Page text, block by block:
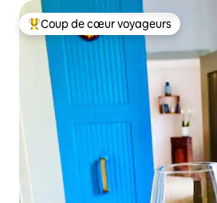
Coups de cœur voyageurs les plus
Coup de cœur voyageurs